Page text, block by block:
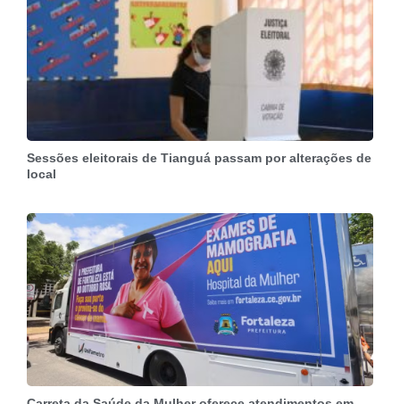
Sessões eleitorais de Tianguá passam por alterações de
local